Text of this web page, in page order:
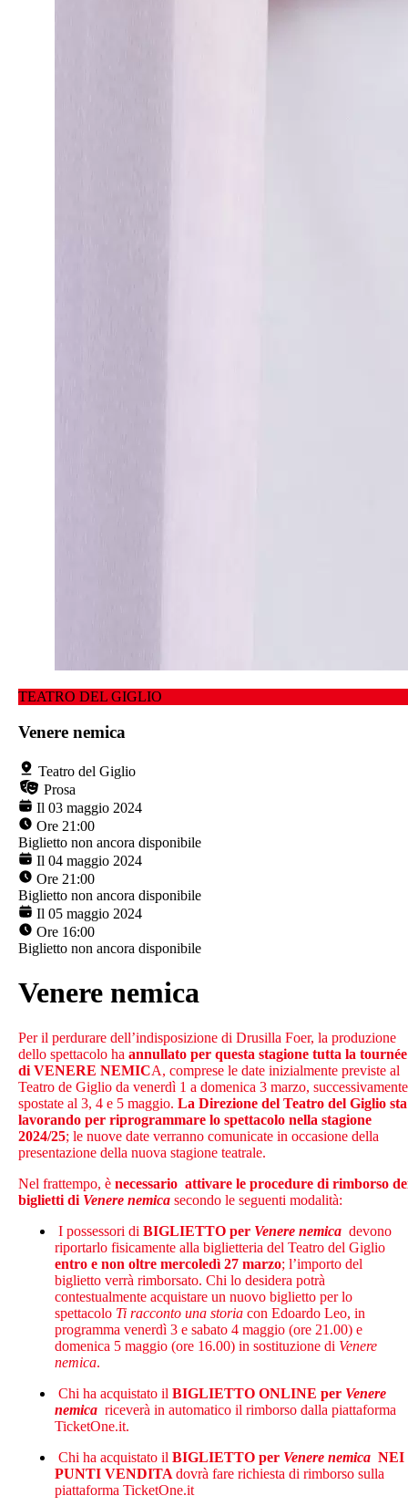
TEATRO DEL GIGLIO
Venere nemica
Teatro del Giglio
Prosa
Il 03 maggio 2024
Ore 21:00
Biglietto non ancora disponibile
Il 04 maggio 2024
Ore 21:00
Biglietto non ancora disponibile
Il 05 maggio 2024
Ore 16:00
Biglietto non ancora disponibile
Venere nemica
Per il perdurare dell’indisposizione di Drusilla Foer, la produzione
dello spettacolo ha annullato per questa stagione tutta la tournée
di VENERE NEMICA, comprese le date inizialmente previste al
Teatro de Giglio da venerdì 1 a domenica 3 marzo, successivamente
spostate al 3, 4 e 5 maggio. La Direzione del Teatro del Giglio sta
lavorando per riprogrammare lo spettacolo nella stagione
2024/25; le nuove date verranno comunicate in occasione della
presentazione della nuova stagione teatrale.
Nel frattempo, è necessario attivare le procedure di rimborso
biglietti di Venere nemica secondo le seguenti modalità:
I possessori di BIGLIETTO per Venere nemica devono
riportarlo fisicamente alla biglietteria del Teatro del Giglio
entro e non oltre mercoledì 27 marzo; l’importo del
biglietto verrà rimborsato. Chi lo desidera potrà
contestualmente acquistare un nuovo biglietto per lo
spettacolo Ti racconto una storia con Edoardo Leo, in
programma venerdì 3 e sabato 4 maggio (ore 21.00) e
domenica 5 maggio (ore 16.00) in sostituzione di Venere
nemica.
Chi ha acquistato il BIGLIETTO ONLINE per Venere
nemica riceverà in automatico il rimborso dalla piattaforma
TicketOne.it.
Chi ha acquistato il BIGLIETTO per Venere nemica NEI
PUNTI VENDITA dovrà fare richiesta di rimborso sulla
piattaforma TicketOne.it